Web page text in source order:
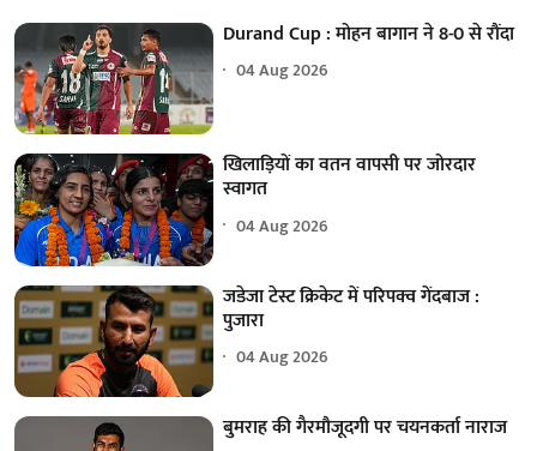
Durand Cup : मोहन बागान ने 8-0 से रौंदा
04 Aug 2026
खिलाड़ियों का वतन वापसी पर जोरदार
स्वागत
04 Aug 2026
जडेजा टेस्ट क्रिकेट में परिपक्व गेंदबाज :
पुजारा
04 Aug 2026
बुमराह की गैरमौजूदगी पर चयनकर्ता नाराज